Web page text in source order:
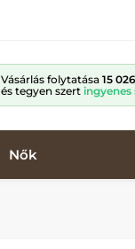
Vásárlás folytatása 15
és tegyen szert ingyenes
Nők